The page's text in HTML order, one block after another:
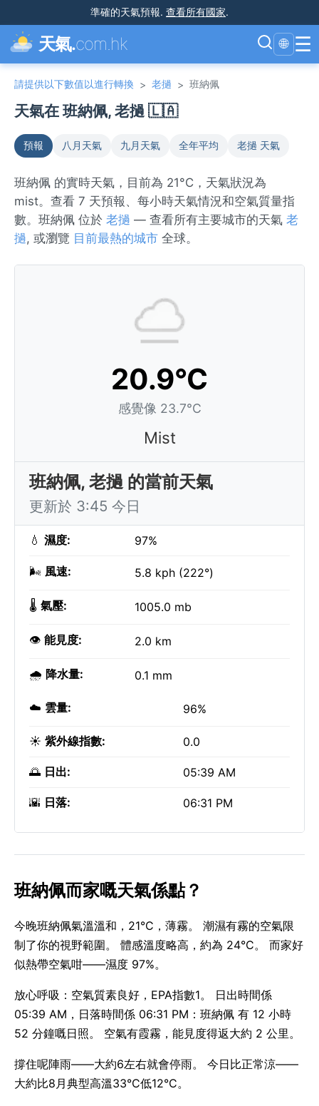
準確的天氣預報. 查看所有國家.
天氣.com.hk 🌐 ☰
請提供以下數值以進行轉換 > 老撾 > 班納佩
天氣在 班納佩, 老撾 🇱🇦
預報 八月天氣 九月天氣 全年平均 老撾 天氣
班納佩 的實時天氣，目前為 21°C，天氣狀況為
mist。查看 7 天預報、每小時天氣情況和空氣質量指
數。班納佩 位於 老撾 — 查看所有主要城市的天氣 老
撾, 或瀏覽 目前最熱的城市 全球。
20.9°C
感覺像 23.7°C
Mist
班納佩, 老撾 的當前天氣
更新於 3:45 今日
💧 濕度: 97%
🌬️ 風速: 5.8 kph (222°)
🌡️ 氣壓: 1005.0 mb
👁️ 能見度: 2.0 km
🌧️ 降水量: 0.1 mm
☁️ 雲量: 96%
☀️ 紫外線指數: 0.0
🌅 日出: 05:39 AM
🌇 日落: 06:31 PM
班納佩而家嘅天氣係點？
今晚班納佩氣溫溫和，21°C，薄霧。 潮濕有霧的空氣限
制了你的視野範圍。 體感溫度略高，約為 24°C。 而家好
似熱帶空氣咁——濕度 97%。
放心呼吸：空氣質素良好，EPA指數1。 日出時間係
05:39 AM，日落時間係 06:31 PM：班納佩 有 12 小時
52 分鐘嘅日照。 空氣有霞霧，能見度得返大約 2 公里。
撐住呢陣雨——大約6左右就會停雨。 今日比正常涼——
大約比8月典型高溫33°C低12°C。